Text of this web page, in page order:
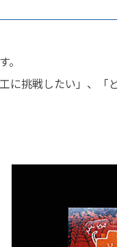
挑戦したい」、「